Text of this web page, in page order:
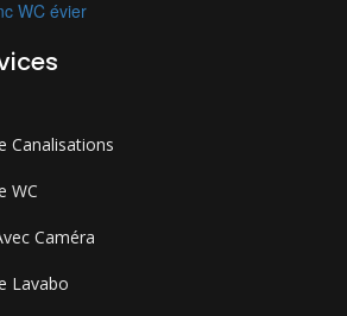
WC évier
Canalisations
WC
Caméra
Lavabo